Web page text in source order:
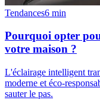
Tendances6 min
Pourquoi opter
votre maison ?
L'éclairage intelligent
moderne et éco-
sauter le pas.